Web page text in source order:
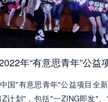
年“有意思青年”公益
国"有意思青年"公益项目全
计划"，包括"一ZING即发"